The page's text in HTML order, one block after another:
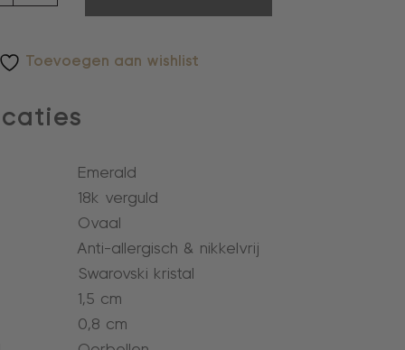
Toevoegen aan wishlist
Emerald
18k verguld
Ovaal
Anti-allergisch & nikkelvrij
Swarovski kristal
1,5 cm
0,8 cm